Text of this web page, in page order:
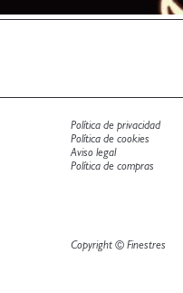
Política de privacidad
Política de cookies
Aviso legal
Política de compras
Copyright © Finestres